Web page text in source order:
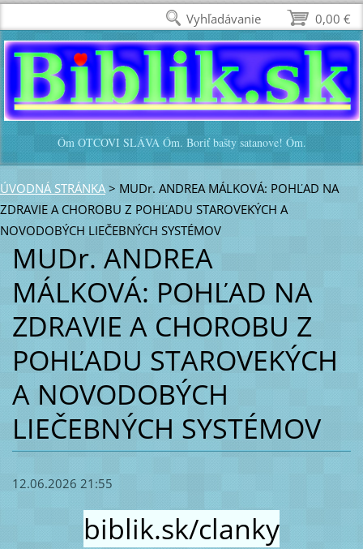
Óm OTCOVI SLÁVA Óm. Boriť bašty satanove! Óm.
ÚVODNÁ STRÁNKA > MUDr. ANDREA MÁLKOVÁ: POHĽAD NA
ZDRAVIE A CHOROBU Z POHĽADU STAROVEKÝCH A
NOVODOBÝCH LIEČEBNÝCH SYSTÉMOV
MUDr. ANDREA
MÁLKOVÁ: POHĽAD NA
ZDRAVIE A CHOROBU Z
POHĽADU STAROVEKÝCH
A NOVODOBÝCH
LIEČEBNÝCH SYSTÉMOV
12.06.2026 21:55
biblik.sk/clanky
0,00 €
Vyhľadávanie